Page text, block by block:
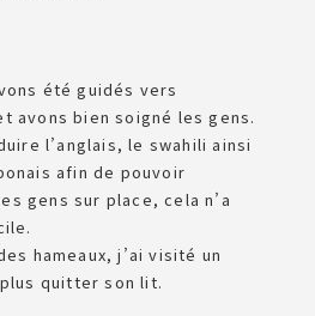
été guidés vers
avons bien soigné les gens.
l’anglais, le swahili ainsi
afin de pouvoir
gens sur place, cela n’a
hameaux, j’ai visité un
quitter son lit.